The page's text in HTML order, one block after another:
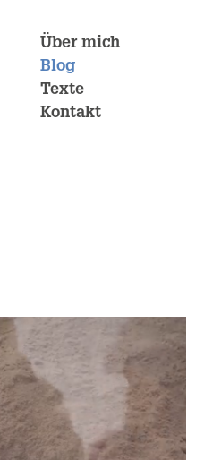
Über mich
Blog
Texte
Kontakt